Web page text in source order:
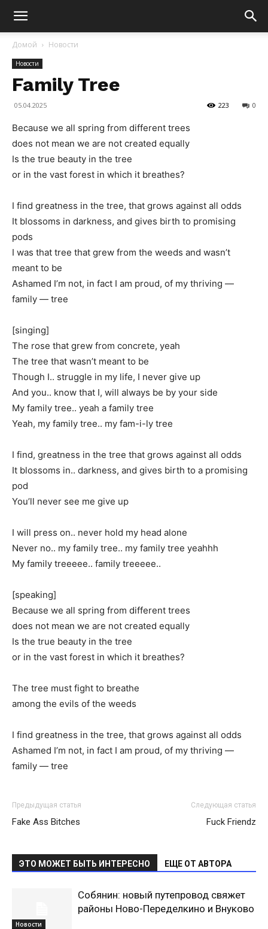
Домой Новости
Новости
Family Tree
05.04.2025 0
223
Because we all spring from different trees
does not mean we are not created equally
Is the true beauty in the tree
or in the vast forest in which it breathes?
I find greatness in the tree, that grows against all odds
It blossoms in darkness, and gives birth to promising
pods
I was that tree that grew from the weeds and wasn’t
meant to be
Ashamed I’m not, in fact I am proud, of my thriving —
family — tree
[singing]
The rose that grew from concrete, yeah
The tree that wasn’t meant to be
Though I.. struggle in my life, I never give up
And you.. know that I, will always be by your side
My family tree.. yeah a family tree
Yeah, my family tree.. my fam-i-ly tree
I find, greatness in the tree that grows against all odds
It blossoms in.. darkness, and gives birth to a promising
pod
You’ll never see me give up
I will press on.. never hold my head alone
Never no.. my family tree.. my family tree yeahhh
My family treeeee.. family treeeee..
[speaking]
Because we all spring from different trees
does not mean we are not created equally
Is the true beauty in the tree
or in the vast forest in which it breathes?
The tree must fight to breathe
among the evils of the weeds
I find greatness in the tree, that grows against all odds
Ashamed I’m not, in fact I am proud, of my thriving —
family — tree
Предыдущая статья
Fake Ass Bitches
Следующая статья
Fuck Friendz
ЭТО МОЖЕТ БЫТЬ ИНТЕРЕСНО ЕЩЕ ОТ АВТОРА
Новости
Собянин: новый путепровод свяжет
районы Ново-Переделкино и Внуково